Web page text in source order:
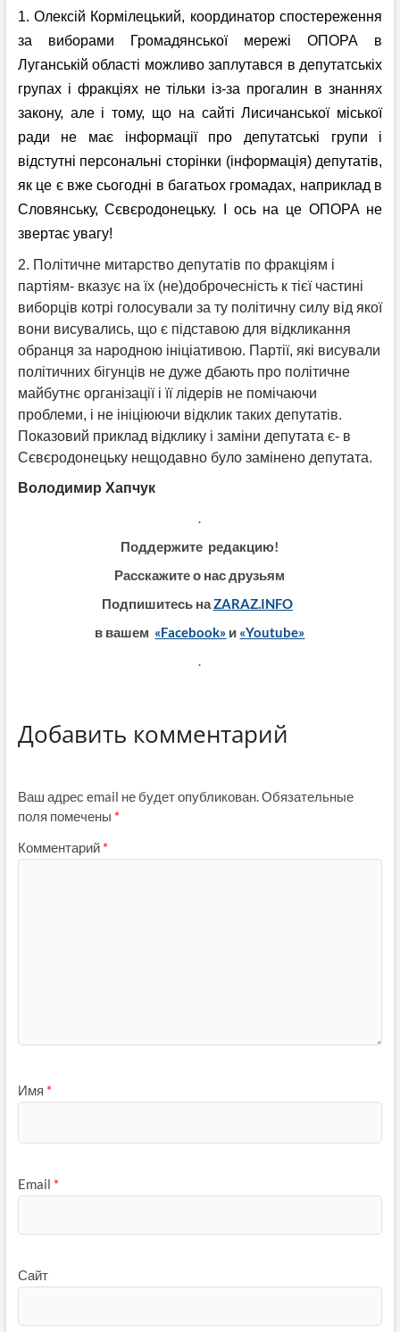
1. Олексій Кормілецький, координатор спостереження
за виборами Громадянської мережі ОПОРА в
Луганській області можливо заплутався в депутатськіх
групах і фракціях не тільки із-за прогалин в знаннях
закону, але і тому, що на сайті Лисичанської міської
ради не має інформації про депутатські групи і
відстутні персональні сторінки (інформація) депутатів,
як це є вже сьогодні в багатьох громадах, наприклад в
Словянську, Сєвєродонецьку. І ось на це ОПОРА не
звертає увагу!
2. Політичне митарство депутатів по фракціям і
партіям- вказує на їх (не)доброчесність к тієї частині
виборців котрі голосували за ту політичну силу від якої
вони висувались, що є підставою для відкликання
обранця за народною ініціативою. Партії, які висували
політичних бігунців не дуже дбають про політичне
майбутнє організації і її лідерів не помічаючи
проблеми, і не ініціюючи відклик таких депутатів.
Показовий приклад відклику і заміни депутата є- в
Сєвєродонецьку нещодавно було замінено депутата.
Володимир Хапчук
.
Поддержите редакцию!
Расскажите о нас друзьям
Подпишитесь наZARAZ.INFO
в вашем «Facebook» и «Youtube»
.
Добавить комментарий
Ваш адрес email не будет опубликован.Обязательные
поля помечены *
Комментарий *
Имя *
Email *
Сайт